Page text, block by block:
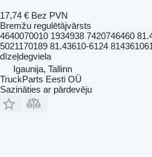
17,74 € Bez PVN
Bremžu regulētājvārsts
4640070010 1934938 7420746460
5021170189 81.43610-6124
dīzeļdegviela
Igaunija, Tallinn
TruckParts Eesti OÜ
Sazināties ar pārdevēju